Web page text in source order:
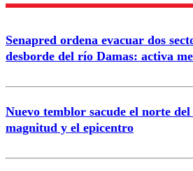
Senapred ordena evacuar dos
desborde del río Damas: activa
Nuevo temblor sacude el norte
magnitud y el epicentro